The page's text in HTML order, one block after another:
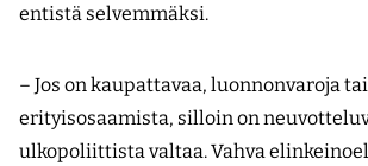
entistä selvemmäksi.
– Jos on kaupattavaa, luonnonvaroja tai
erityisosaamista, silloin on
ulkopoliittista valtaa. Vahva